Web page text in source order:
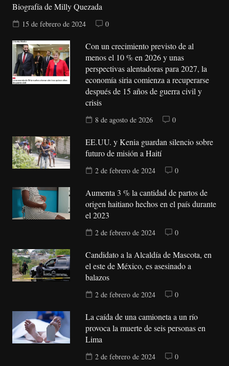
Biografía de Milly Quezada
15 de febrero de 2024 0
Con un crecimiento previsto de al
menos el 10 % en 2026 y unas
perspectivas alentadoras para 2027, la
economía siria comienza a recuperarse
después de 15 años de guerra civil y
crisis
8 de agosto de 2026 0
EE.UU. y Kenia guardan silencio sobre
futuro de misión a Haití
2 de febrero de 2024 0
Aumenta 3 % la cantidad de partos de
origen haitiano hechos en el país durante
el 2023
2 de febrero de 2024 0
Candidato a la Alcaldía de Mascota, en
el este de México, es asesinado a
balazos
2 de febrero de 2024 0
La caída de una camioneta a un río
provoca la muerte de seis personas en
Lima
2 de febrero de 2024 0